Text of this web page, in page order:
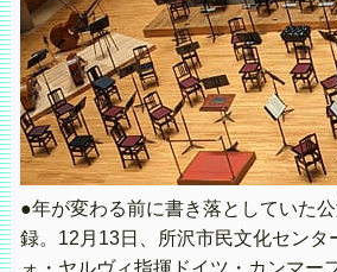
●年が変わる前に書き落としていた
録。12月13日、所沢市民文化センタ